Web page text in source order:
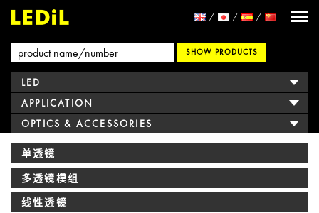
SHOW PRODUCTS
LED
APPLICATION
OPTICS & ACCESSORIES
单透镜
多透镜模组
线性透镜